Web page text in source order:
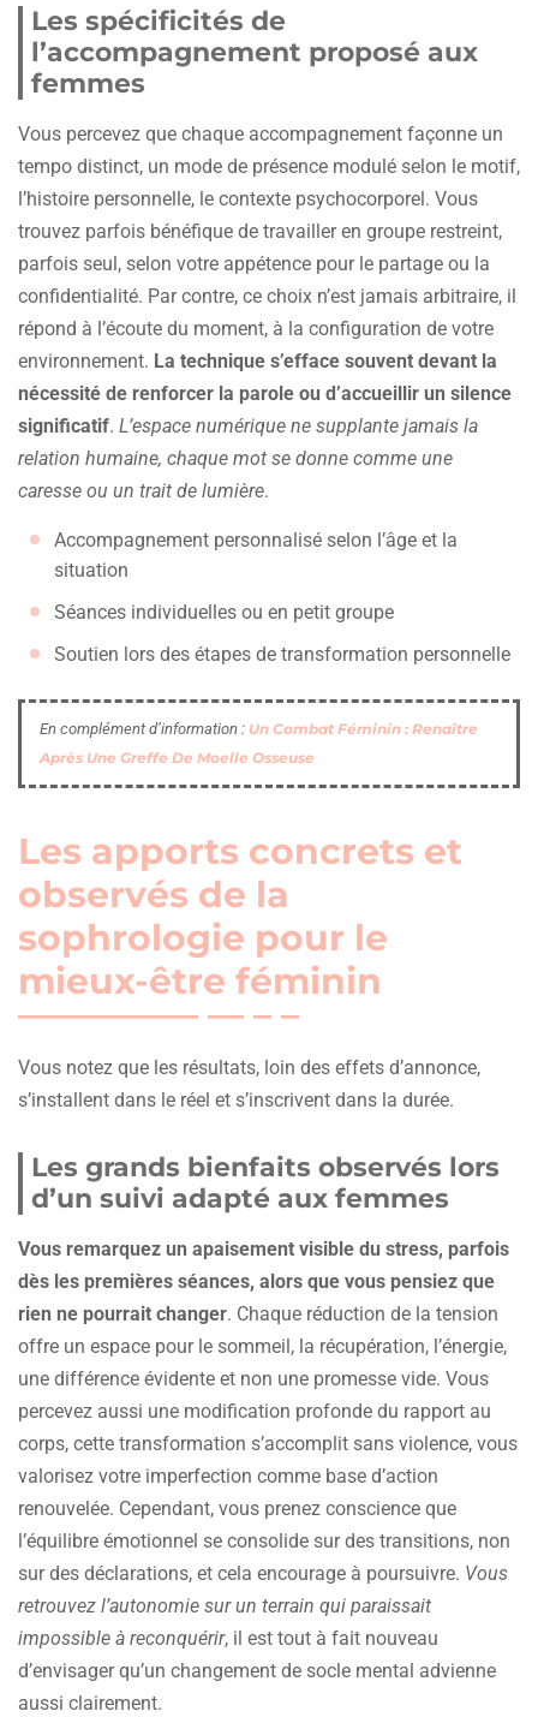
Les spécificités de
l’accompagnement proposé aux
femmes
Vous percevez que chaque accompagnement façonne un
tempo distinct, un mode de présence modulé selon le motif,
l’histoire personnelle, le contexte psychocorporel. Vous
trouvez parfois bénéfique de travailler en groupe restreint,
parfois seul, selon votre appétence pour le partage ou la
confidentialité. Par contre, ce choix n’est jamais arbitraire, il
répond à l’écoute du moment, à la configuration de votre
environnement. La technique s’efface souvent devant la
nécessité de renforcer la parole ou d’accueillir un silence
significatif. L’espace numérique ne supplante jamais la
relation humaine, chaque mot se donne comme une
caresse ou un trait de lumière.
Accompagnement personnalisé selon l’âge et la
situation
Séances individuelles ou en petit groupe
Soutien lors des étapes de transformation personnelle
En complément d’information : Un Combat Féminin : Renaître
Après Une Greffe De Moelle Osseuse
Les apports concrets et
observés de la
sophrologie pour le
mieux-être féminin
Vous notez que les résultats, loin des effets d’annonce,
s’installent dans le réel et s’inscrivent dans la durée.
Les grands bienfaits observés lors
d’un suivi adapté aux femmes
Vous remarquez un apaisement visible du stress, parfois
dès les premières séances, alors que vous pensiez que
rien ne pourrait changer. Chaque réduction de la tension
offre un espace pour le sommeil, la récupération, l’énergie,
une différence évidente et non une promesse vide. Vous
percevez aussi une modification profonde du rapport au
corps, cette transformation s’accomplit sans violence, vous
valorisez votre imperfection comme base d’action
renouvelée. Cependant, vous prenez conscience que
l’équilibre émotionnel se consolide sur des transitions, non
sur des déclarations, et cela encourage à poursuivre. Vous
retrouvez l’autonomie sur un terrain qui paraissait
impossible à reconquérir, il est tout à fait nouveau
d’envisager qu’un changement de socle mental advienne
aussi clairement.